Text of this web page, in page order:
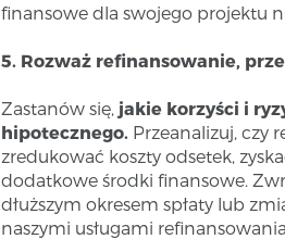
finansowe dla swojego projektu
5. Rozważ refinansowanie,
Zastanów się, jakie korzyści i
hipotecznego. Przeanalizuj, czy
zredukować koszty odsetek,
dodatkowe środki finansowe.
dłuższym okresem spłaty lub
naszymi usługami refinansowania